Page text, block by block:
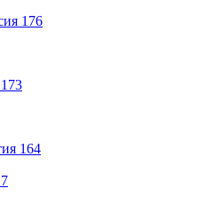
176
173
164
7